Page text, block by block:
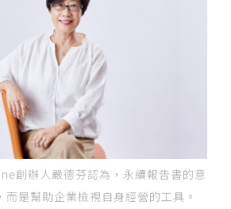
創辦人嚴德芬認為，永續報告書的意
而是幫助企業檢視自身經營的工具。